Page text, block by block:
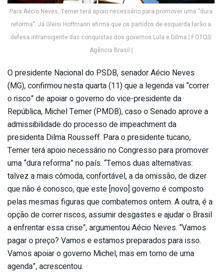
Para Aécio Neves, Temer terá apoio necessário para promover uma “dura
reforma”. Já Gleisi Hoffmann afirma que os partidos de esquerda farão a
defesa intransigente das conquistas dos governos Lula e Dilma | FOTOS:
Agência Brasil |
O presidente Nacional do PSDB, senador Aécio Neves
(MG), confirmou nesta quarta (11) que a legenda vai “correr
o risco” de apoiar o governo do vice-presidente da
República, Michel Temer (PMDB), caso o Senado aprove a
admissibilidade do processo de impeachment da
presidenta Dilma Rousseff. Para o presidente tucano,
Temer terá apoio necessário no Congresso para promover
uma “dura reforma” no país. “Temos duas alternativas:
talvez a mais cômoda, confortável, a da omissão, de dizer
que não é conosco, que este [novo] governo é composto
pelas mesmas figuras que combatemos ontem. A outra, é a
opção de correr riscos, assumir desgastes e ajudar o Brasil
a enfrentar essa crise”, argumentou Aécio Neves. “Vamos
pagar o preço? Vamos e estamos preparados para isso.
Vamos apoiar o governo Michel, mas em torno de uma
agenda”, acrescentou.